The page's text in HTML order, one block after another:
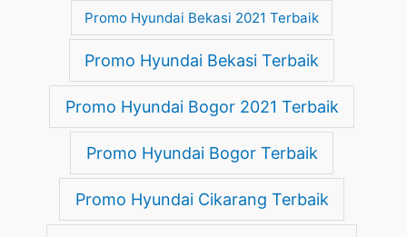
Promo Hyundai Bekasi 2021 Terbaik
Promo Hyundai Bekasi Terbaik
Promo Hyundai Bogor 2021 Terbaik
Promo Hyundai Bogor Terbaik
Promo Hyundai Cikarang Terbaik